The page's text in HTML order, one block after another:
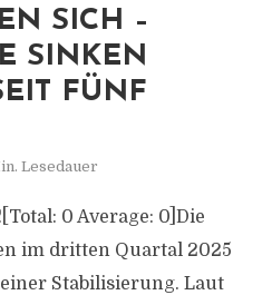
SICH –
SINKEN
FÜNF
Lesedauer
0 Average: 0]Die
im dritten Quartal 2025
Stabilisierung. Laut